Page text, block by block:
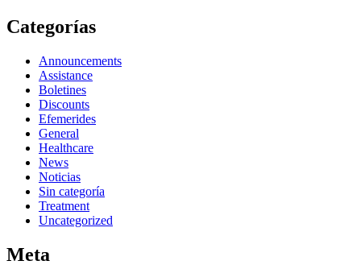
Categorías
Announcements
Assistance
Boletines
Discounts
Efemerides
General
Healthcare
News
Noticias
Sin categoría
Treatment
Uncategorized
Meta